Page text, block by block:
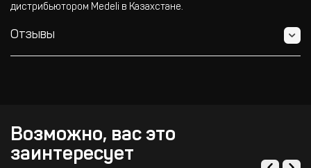
дистрибьютором Medeli в Казахстане.
Отзывы
Возможно, вас это
заинтересует